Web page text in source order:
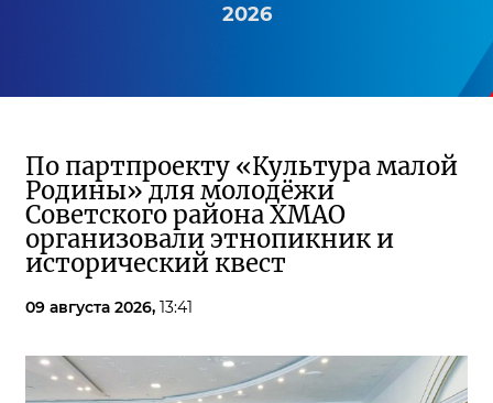
2026
По партпроекту «Культура малой
Родины» для молодёжи
Советского района ХМАО
организовали этнопикник и
исторический квест
09 августа 2026, 13:41